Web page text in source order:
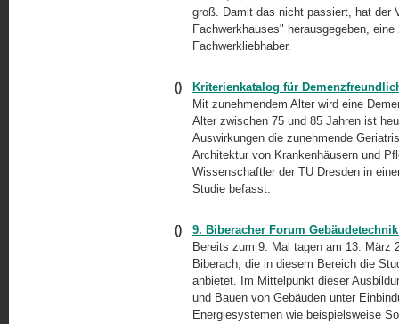
groß. Damit das nicht passiert, hat der
Fachwerkhauses" herausgegeben,
Fachwerkliebhaber.
()
Kriterienkatalog für
Mit zunehmendem Alter wird eine
Alter zwischen 75 und 85 Jahren ist
Auswirkungen die zunehmende
Architektur von Krankenhäusern und
Wissenschaftler der TU Dresden in
Studie befasst.
()
9. Biberacher Forum
Bereits zum 9. Mal tagen am 13. März
Biberach, die in diesem Bereich die
anbietet. Im Mittelpunkt dieser
und Bauen von Gebäuden unter
Energiesystemen wie beispielsweise